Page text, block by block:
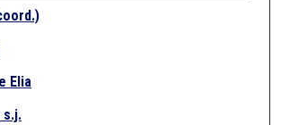
Elia
s.j.